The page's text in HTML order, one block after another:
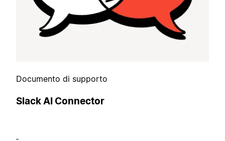
Documento di supporto
Slack AI Connector